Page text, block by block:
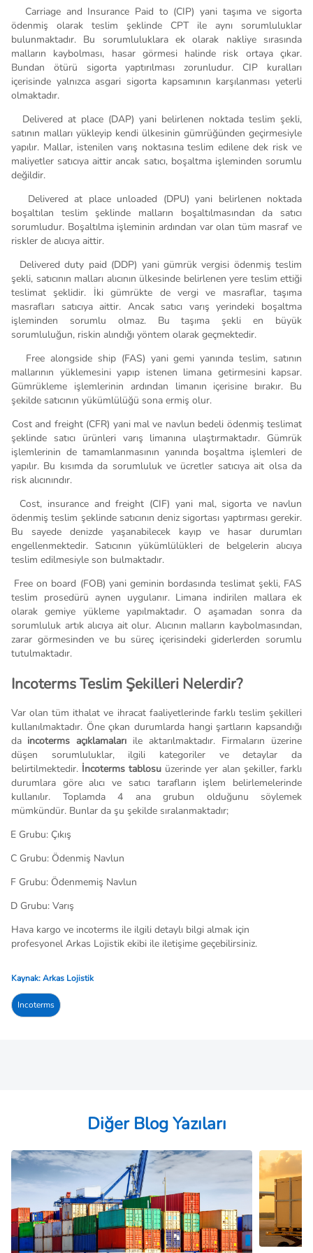
Carriage and Insurance Paid to (CIP) yani taşıma ve sigorta
ödenmiş olarak teslim şeklinde CPT ile aynı sorumluluklar
bulunmaktadır. Bu sorumluluklara ek olarak nakliye sırasında
malların kaybolması, hasar görmesi halinde risk ortaya çıkar.
Bundan ötürü sigorta yaptırılması zorunludur. CIP kuralları
içerisinde yalnızca asgari sigorta kapsamının karşılanması yeterli
olmaktadır.
Delivered at place (DAP) yani belirlenen noktada teslim şekli,
satının malları yükleyip kendi ülkesinin gümrüğünden geçirmesiyle
yapılır. Mallar, istenilen varış noktasına teslim edilene dek risk ve
maliyetler satıcıya aittir ancak satıcı, boşaltma işleminden sorumlu
değildir.
Delivered at place unloaded (DPU) yani belirlenen noktada
boşaltılan teslim şeklinde malların boşaltılmasından da satıcı
sorumludur. Boşaltılma işleminin ardından var olan tüm masraf ve
riskler de alıcıya aittir.
Delivered duty paid (DDP) yani gümrük vergisi ödenmiş teslim
şekli, satıcının malları alıcının ülkesinde belirlenen yere teslim ettiği
teslimat şeklidir. İki gümrükte de vergi ve masraflar, taşıma
masrafları satıcıya aittir. Ancak satıcı varış yerindeki boşaltma
işleminden sorumlu olmaz. Bu taşıma şekli en büyük
sorumluluğun, riskin alındığı yöntem olarak geçmektedir.
Free alongside ship (FAS) yani gemi yanında teslim, satının
mallarının yüklemesini yapıp istenen limana getirmesini kapsar.
Gümrükleme işlemlerinin ardından limanın içerisine bırakır. Bu
şekilde satıcının yükümlülüğü sona ermiş olur.
Cost and freight (CFR) yani mal ve navlun bedeli ödenmiş teslimat
şeklinde satıcı ürünleri varış limanına ulaştırmaktadır. Gümrük
işlemlerinin de tamamlanmasının yanında boşaltma işlemleri de
yapılır. Bu kısımda da sorumluluk ve ücretler satıcıya ait olsa da
risk alıcınındır.
Cost, insurance and freight (CIF) yani mal, sigorta ve navlun
ödenmiş teslim şeklinde satıcının deniz sigortası yaptırması gerekir.
Bu sayede denizde yaşanabilecek kayıp ve hasar durumları
engellenmektedir. Satıcının yükümlülükleri de belgelerin alıcıya
teslim edilmesiyle son bulmaktadır.
Free on board (FOB) yani geminin bordasında teslimat şekli, FAS
teslim prosedürü aynen uygulanır. Limana indirilen mallara ek
olarak gemiye yükleme yapılmaktadır. O aşamadan sonra da
sorumluluk artık alıcıya ait olur. Alıcının malların kaybolmasından,
zarar görmesinden ve bu süreç içerisindeki giderlerden sorumlu
tutulmaktadır.
Incoterms Teslim Şekilleri Nelerdir?
Var olan tüm ithalat ve ihracat faaliyetlerinde farklı teslim şekilleri
kullanılmaktadır. Öne çıkan durumlarda hangi şartların kapsandığı
da incoterms açıklamaları ile aktarılmaktadır. Firmaların üzerine
düşen sorumluluklar, ilgili kategoriler ve detaylar da
belirtilmektedir. İncoterms tablosu üzerinde yer alan şekiller, farklı
durumlara göre alıcı ve satıcı tarafların işlem belirlemelerinde
kullanılır. Toplamda 4 ana grubun olduğunu söylemek
mümkündür. Bunlar da şu şekilde sıralanmaktadır;
E Grubu: Çıkış
C Grubu: Ödenmiş Navlun
F Grubu: Ödenmemiş Navlun
D Grubu: Varış
Hava kargo ve incoterms ile ilgili detaylı bilgi almak için
profesyonel Arkas Lojistik ekibi ile iletişime geçebilirsiniz.
Kaynak: Arkas Lojistik
Incoterms
Diğer Blog Yazıları